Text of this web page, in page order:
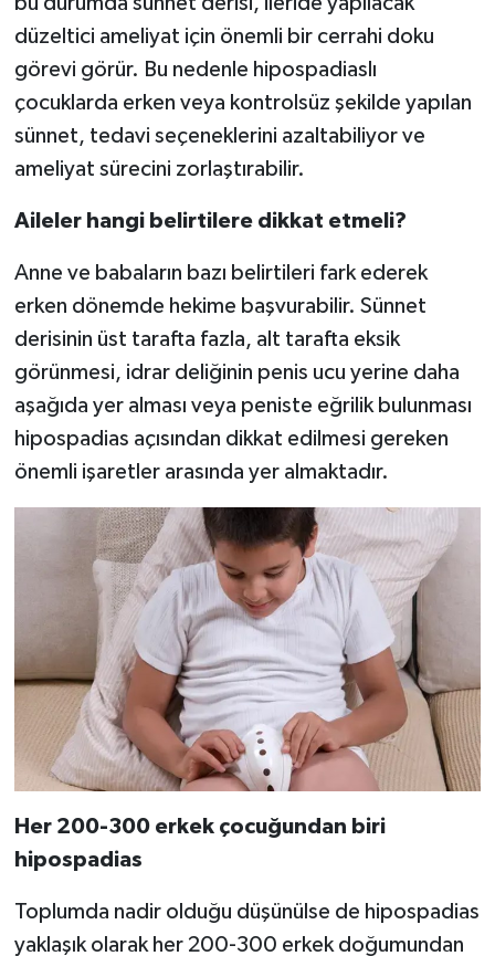
düzeltici ameliyat için önemli bir cerrahi doku
görevi görür. Bu nedenle hipospadiaslı
çocuklarda erken veya kontrolsüz şekilde yapılan
sünnet, tedavi seçeneklerini azaltabiliyor ve
ameliyat sürecini zorlaştırabilir.
Aileler hangi belirtilere dikkat etmeli?
Anne ve babaların bazı belirtileri fark ederek
erken dönemde hekime başvurabilir. Sünnet
derisinin üst tarafta fazla, alt tarafta eksik
görünmesi, idrar deliğinin penis ucu yerine daha
aşağıda yer alması veya peniste eğrilik bulunması
hipospadias açısından dikkat edilmesi gereken
önemli işaretler arasında yer almaktadır.
Her 200-300 erkek çocuğundan biri
hipospadias
Toplumda nadir olduğu düşünülse de hipospadias
yaklaşık olarak her 200-300 erkek doğumundan